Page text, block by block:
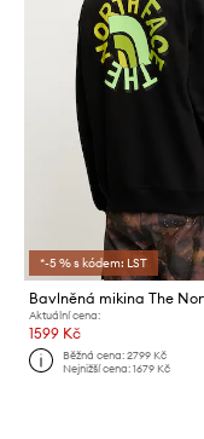
*-5 % s kódem: LST
Aktuální cena:
1599 Kč
Běžná cena:2799 Kč
Nejnižší cena:1679 Kč